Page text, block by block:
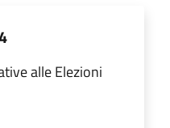
alle Elezioni